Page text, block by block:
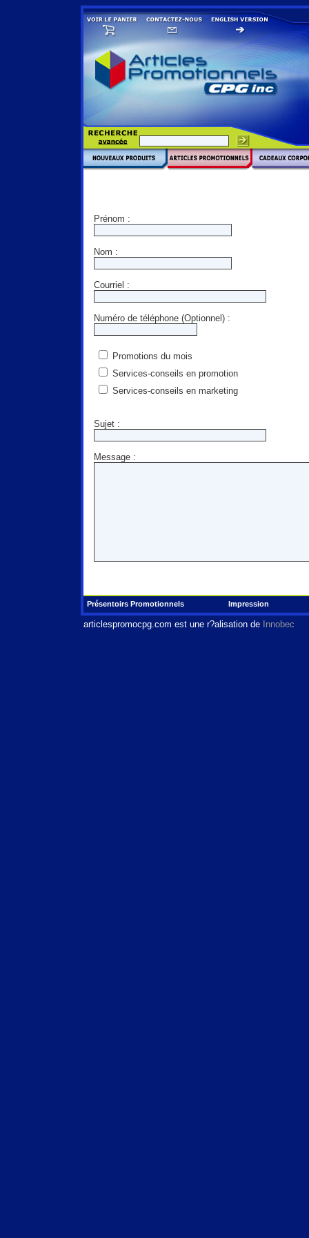
Prénom :
Nom :
Courriel :
Numéro de téléphone (Optionnel) :
Promotions du mois
Services-conseils en promotion
Services-conseils en marketing
Sujet :
Message :
Présentoirs Promotionnels Impression
articlespromocpg.com est une r?alisation de Innobec